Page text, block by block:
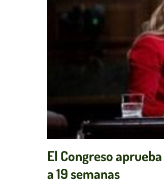
El Congreso
a 19 semanas